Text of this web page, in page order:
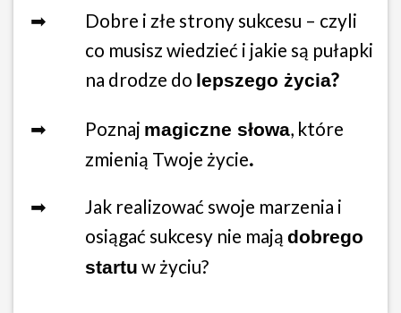
➡
Dobre i złe strony sukcesu – czyli
co musisz wiedzieć i jakie są pułapki
na drodze do lepszego życia?
➡ Poznaj magiczne słowa, które
zmienią Twoje życie.
➡
Jak realizować swoje marzenia i
osiągać sukcesy nie mają dobrego
startu w życiu?